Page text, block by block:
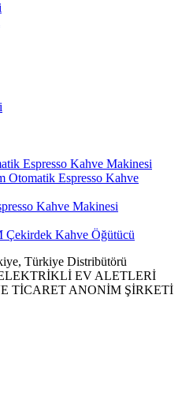
Espresso Kahve Makinesi
Otomatik Espresso Kahve
Kahve Makinesi
Çekirdek Kahve Öğütücü
Türkiye Distribütörü
EV ALETLERİ
TİCARET ANONİM ŞİRKETİ